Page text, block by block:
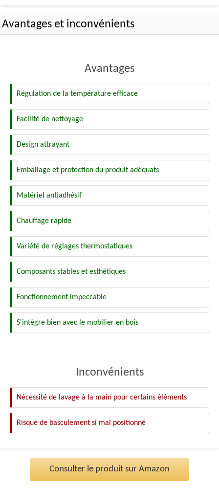
Avantages et inconvénients
Avantages
Régulation de la température efficace
Facilité de nettoyage
Design attrayant
Emballage et protection du produit adéquats
Matériel antiadhésif
Chauffage rapide
Variété de réglages thermostatiques
Composants stables et esthétiques
Fonctionnement impeccable
S'intègre bien avec le mobilier en bois
Inconvénients
Nécessité de lavage à la main pour certains éléments
Risque de basculement si mal positionné
Consulter le produit sur Amazon